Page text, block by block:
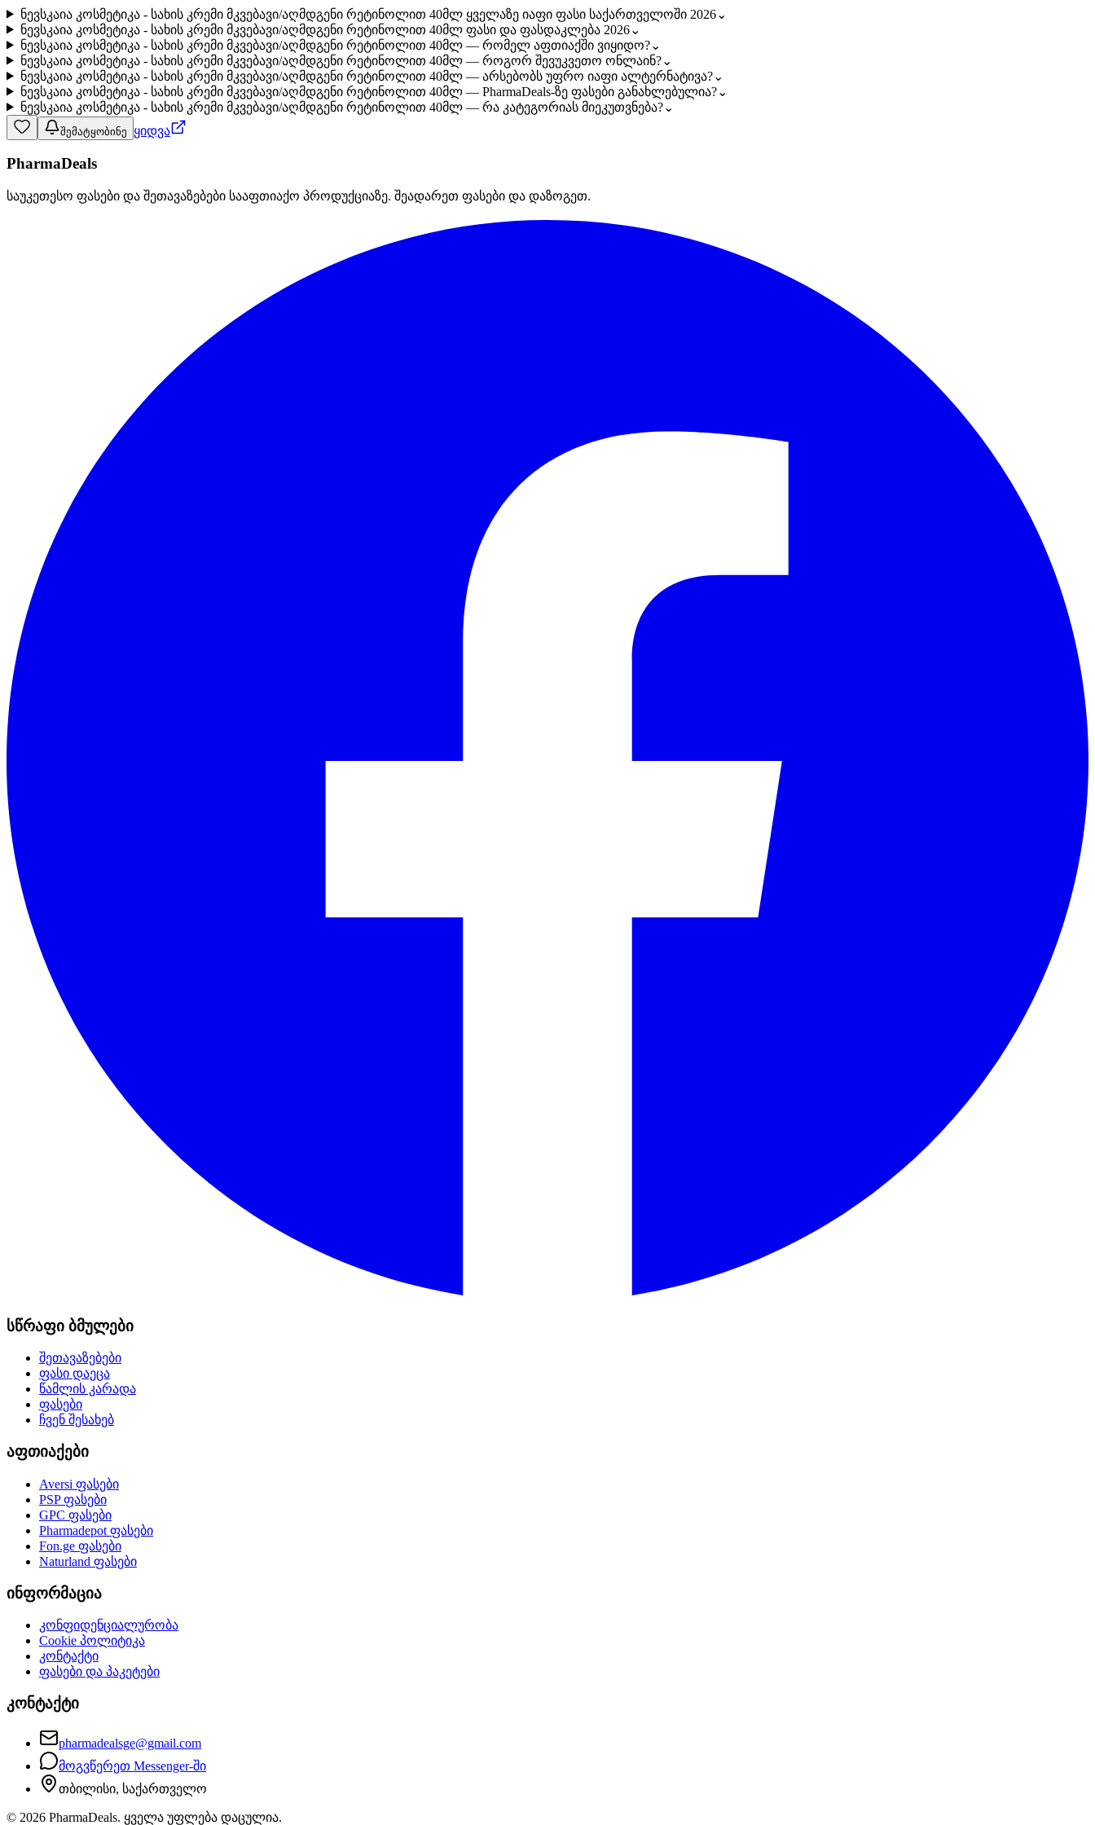
ნევსკაია კოსმეტიკა - სახის კრემი მკვებავი/აღმდგენი რეტინოლით 40მლ ყველაზე იაფი ფასი საქართველოში 2026⌄
ნევსკაია კოსმეტიკა - სახის კრემი მკვებავი/აღმდგენი რეტინოლით 40მლ ფასი და ფასდაკლება 2026⌄
ნევსკაია კოსმეტიკა - სახის კრემი მკვებავი/აღმდგენი რეტინოლით 40მლ — რომელ აფთიაქში ვიყიდო?⌄
ნევსკაია კოსმეტიკა - სახის კრემი მკვებავი/აღმდგენი რეტინოლით 40მლ — როგორ შევუკვეთო ონლაინ?⌄
ნევსკაია კოსმეტიკა - სახის კრემი მკვებავი/აღმდგენი რეტინოლით 40მლ — არსებობს უფრო იაფი ალტერნატივა?⌄
ნევსკაია კოსმეტიკა - სახის კრემი მკვებავი/აღმდგენი რეტინოლით 40მლ — PharmaDeals-ზე ფასები განახლებულია?⌄
ნევსკაია კოსმეტიკა - სახის კრემი მკვებავი/აღმდგენი რეტინოლით 40მლ — რა კატეგორიას მიეკუთვნება?⌄
შემატყობინე ყიდვა
PharmaDeals
საუკეთესო ფასები და შეთავაზებები სააფთიაქო პროდუქციაზე. შეადარეთ ფასები და დაზოგეთ.
სწრაფი ბმულები
შეთავაზებები
ფასი დაეცა
წამლის კარადა
ფასები
ჩვენ შესახებ
აფთიაქები
Aversi ფასები
PSPფასები
GPC ფასები
Pharmadepot ფასები
Fon.ge ფასები
Naturland ფასები
ინფორმაცია
კონფიდენციალურობა
Cookie პოლიტიკა
კონტაქტი
ფასები და პაკეტები
კონტაქტი
pharmadealsge@gmail.com
მოგვწერეთ Messenger-ში
თბილისი, საქართველო
© 2026 PharmaDeals. ყველა უფლება დაცულია.